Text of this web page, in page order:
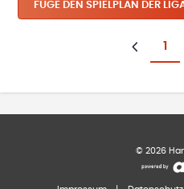
FÜGE DEN SPIELPLAN DER
Zurück
1
© 2026